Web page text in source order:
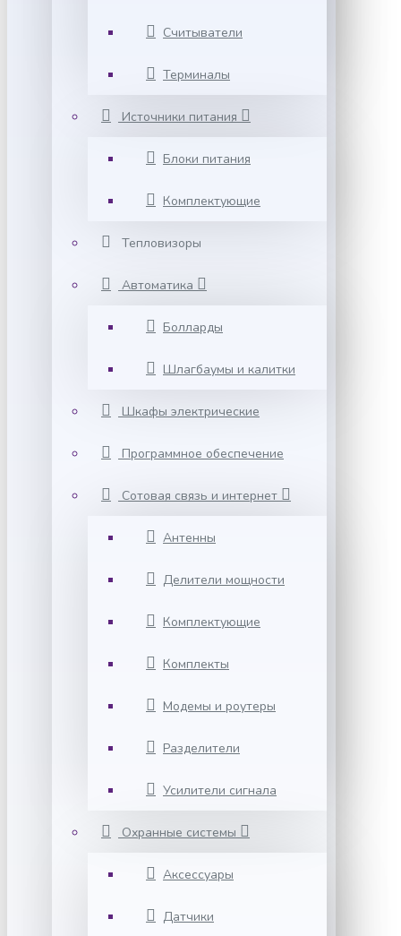
Считыватели
Терминалы
Источники питания
Блоки питания
Комплектующие
Тепловизоры
Автоматика
Болларды
Шлагбаумы и калитки
Шкафы электрические
Программное обеспечение
Сотовая связь и интернет
Антенны
Делители мощности
Комплектующие
Комплекты
Модемы и роутеры
Разделители
Усилители сигнала
Охранные системы
Аксессуары
Датчики